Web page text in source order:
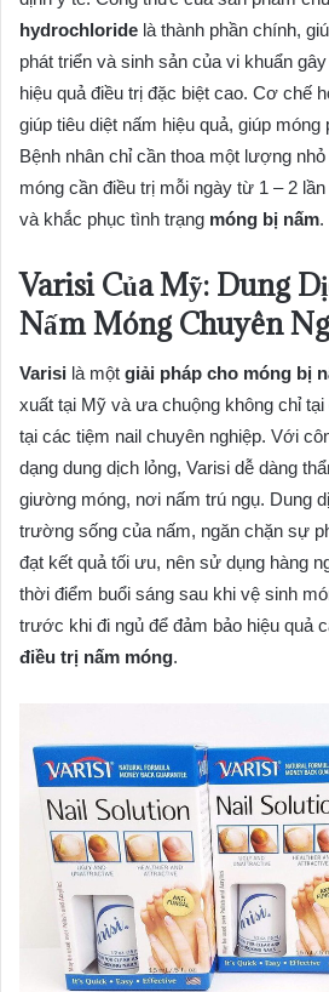
hydrochloride là thành phần chính,
phát triển và sinh sản của vi khuẩn
hiệu quả điều trị đặc biệt cao. Cơ chế
giúp tiêu diệt nấm hiệu quả, giúp móng
Bệnh nhân chỉ cần thoa một lượng
móng cần điều trị mỗi ngày từ 1 – 2
và khắc phục tình trạng móng bị nấm.
Varisi Của Mỹ: Dung
Nấm Móng Chuyên
Varisi là một giải pháp cho móng bị
xuất tại Mỹ và ưa chuộng không chỉ
tại các tiệm nail chuyên nghiệp. Với
dạng dung dịch lỏng, Varisi dễ dàng
giường móng, nơi nấm trú ngụ. Dung
trường sống của nấm, ngăn chặn sự
đạt kết quả tối ưu, nên sử dụng hàng
thời điểm buổi sáng sau khi vệ sinh
trước khi đi ngủ để đảm bảo hiệu quả
điều trị nấm móng.